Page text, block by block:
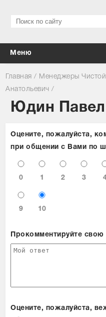
Главная / Менеджеры
Анатольевич /
Юдин Павел
Оцените, пожалуйста,
при общении с Вами по
0 1 2 3
9 10
Прокомментируйте свою
Оцените, пожалуйста,
Меню
Каталог
Доставка, оплата,
Сервис
Cкидки
Личный кабинет
Ваш город: Москва ▼